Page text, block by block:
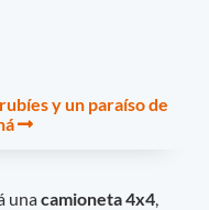
y un paraíso de
unacamioneta 4x4